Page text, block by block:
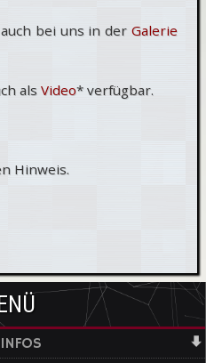
bei uns in der Galerie
als Video* verfügbar.
Hinweis.